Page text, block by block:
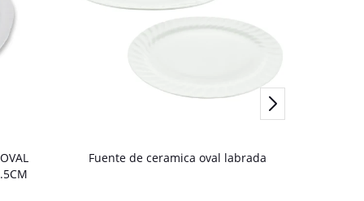
Fuente de ceramica oval labrada